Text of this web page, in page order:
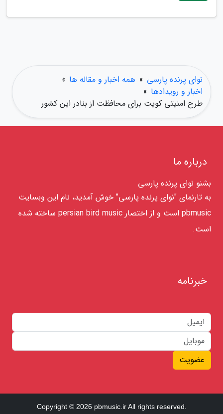
نوای پرنده پارسی » همه اخبار و مقاله ها »
اخبار و رویدادها »
طرح امنیتی کویت برای محافظت از بنادر این کشور
درباره ما
بشنو نوای پرنده پارسی
به تارنمای "نوای پرنده پارسی" خوش آمدید، نام این وبسایت
pbmusic است و از اختصار persian bird music ساخته شده
است.
خبرنامه
عضویت
Copyright © 2026 pbmusic.ir All rights reserved.